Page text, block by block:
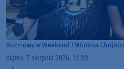
Rozmowy w Weekend FMGmina
piątek, 7 sierpnia 2026, 12:33